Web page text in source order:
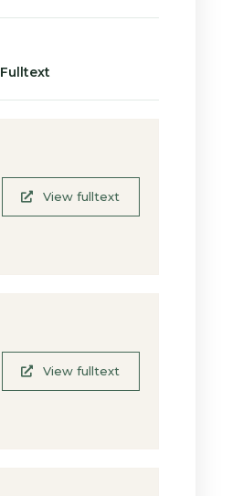
Fulltext
View fulltext
View fulltext